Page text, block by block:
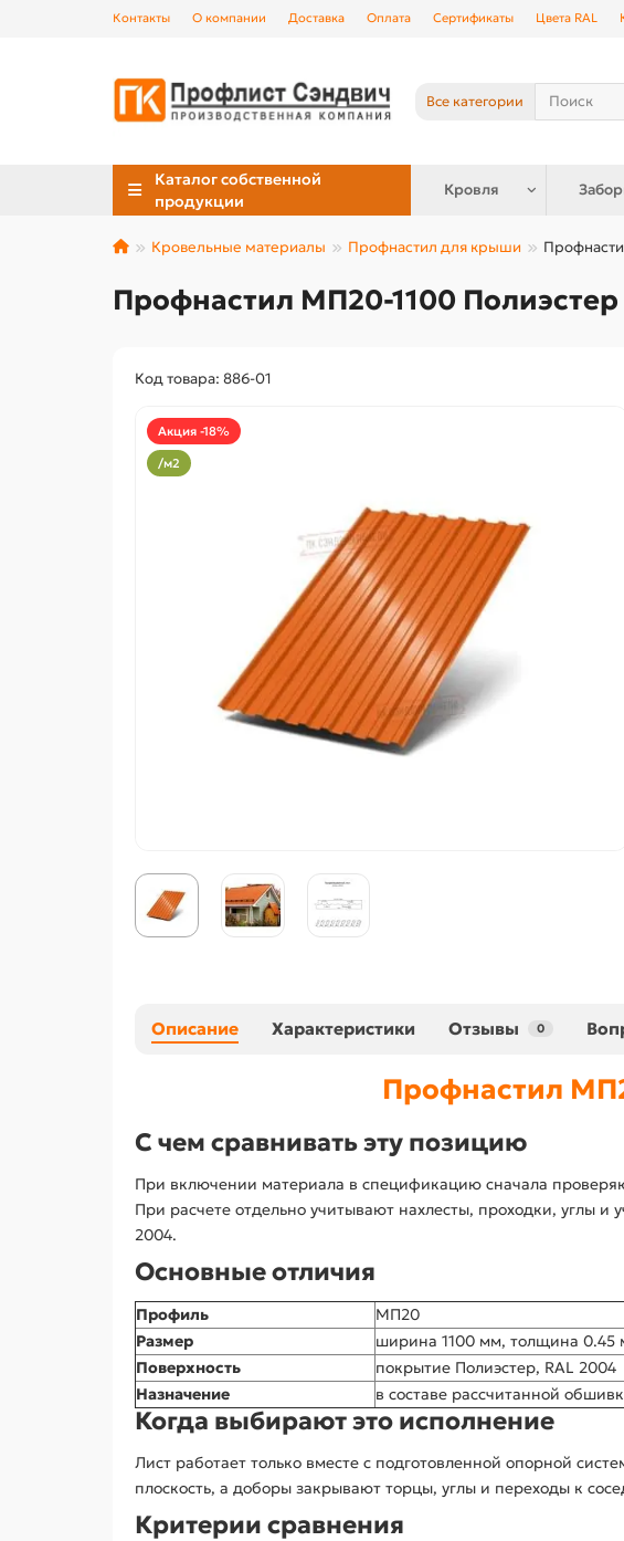
Контакты О компании Доставка Оплата Сертификаты Цвета RAL
Все категории
Каталог собственной
продукции
Кровля
Кровельные материалы Профнастил для крыши
Профнастил МП20-1100 Полиэстер
Код товара: 886-01
Акция -18%
/м2
Описание Характеристики Отзывы 0
Профнастил
С чем сравнивать эту позицию
При включении материала в спецификацию сначала
При расчете отдельно учитывают нахлесты, проходки, углы
2004.
Основные отличия
Профиль
МП20
Размер
ширина 1100 мм, толщина 0.45
Поверхность
покрытие Полиэстер, RAL 2004
Назначение
в составе рассчитанной
Когда выбирают это исполнение
Лист работает только вместе с подготовленной опорной
плоскость, а доборы закрывают торцы, углы и переходы к
Критерии сравнения